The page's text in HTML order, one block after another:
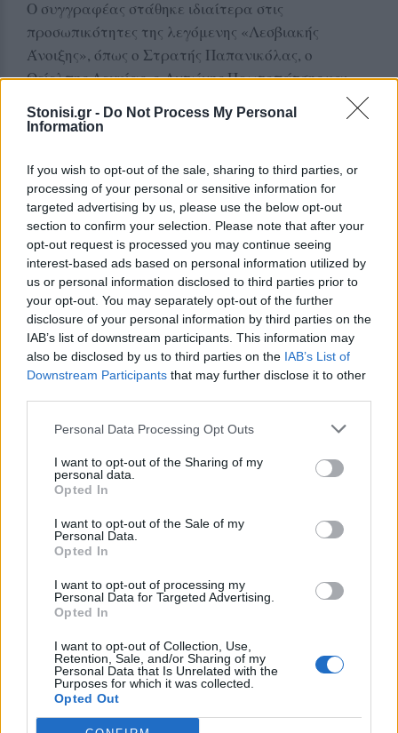
Stonisi.gr - Do Not Process My Personal
Information
If you wish to opt-out of the sale, sharing to third parties, or
processing of your personal or sensitive information for
targeted advertising by us, please use the below opt-out
section to confirm your selection. Please note that after your
opt-out request is processed you may continue seeing
interest-based ads based on personal information utilized by
us or personal information disclosed to third parties prior to
your opt-out. You may separately opt-out of the further
disclosure of your personal information by third parties on the
IAB’s list of downstream participants. This information may
also be disclosed by us to third parties on the IAB’s List of
Downstream Participants that may further disclose it to other
Personal Data Processing Opt Outs
I want to opt-out of the Sharing of my
personal data.
Opted In
I want to opt-out of the Sale of my
Personal Data.
Opted In
I want to opt-out of processing my
Personal Data for Targeted Advertising.
Opted In
I want to opt-out of Collection, Use,
Retention, Sale, and/or Sharing of my
Personal Data that Is Unrelated with the
Purposes for which it was collected.
Opted Out
Ο συγγραφέας στάθηκε ιδιαίτερα στις
προσωπικότητες της λεγόμενης «Λεσβιακής
Άνοιξης», όπως ο Στρατής Παπανικόλας, ο
Θείελπης Λευκίας, ο Αντώνης Πρωτοπάτσης και
άλλοι σημαντικοί άνθρωποι των γραμμάτων που
βρέθηκαν στο στόχαστρο διώξεων κατά τη
Όπως τόνισε, πολλοί από αυτούς είναι σήμερα
γνωστοί μόνο ως ονόματα δρόμων στη Μυτιλήνη,
χωρίς οι νεότερες γενιές να γνωρίζουν την
πραγματική τους διαδρομή και τις δυσκολίες που
αντιμετώπισαν.
Μάλιστα, κατά τη διάρκεια της συζήτησης
κατατέθηκε και η πρόταση να τοποθετηθούν
ψηφιακά QR codes στις οδούς που φέρουν τα
ονόματά τους, ώστε οι πολίτες να μπορούν να
ενημερώνονται για την ιστορία τους.
Η παρουσίαση του βιβλίου θα πραγματοποιηθεί
αίθουσα της Γενικής Γραμματείας Αιγαίου και
Νησιωτικής Πολιτικής.Την εκδήλωση
διοργανώνουν οι «Φίλοι Μνήμης και Πολιτιστικής
Δημιουργίας» και οι «Αποτελές Βενιαμίν ο
Λέσβιος».Για το βιβλίο θα μιλήσουν ο Απόστολος
Κομνηνάκας, ο Θεόδωρος Παραδέλλης και ο
Δημήτρης Μάντζαρης, ενώ θα παρουσιαστεί
αφήγηση κειμένου του Βενέζη και ειδικό βίντεο
αφιερωμένο στη δεκαετία του ’40.Την εκδήλωση